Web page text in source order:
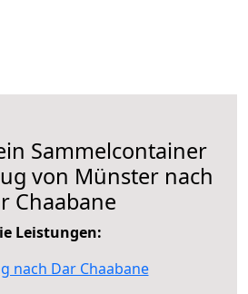
Sammelcontainer
von Münster nach
Chaabane
Leistungen:
nach Dar Chaabane